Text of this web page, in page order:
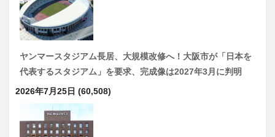
ヤンマースタジアム長居、大規模改修へ！大阪市が「日本を
代表するスタジアム」を要求、完成像は2027年3月に判明
2026年7月25日 (60,508)